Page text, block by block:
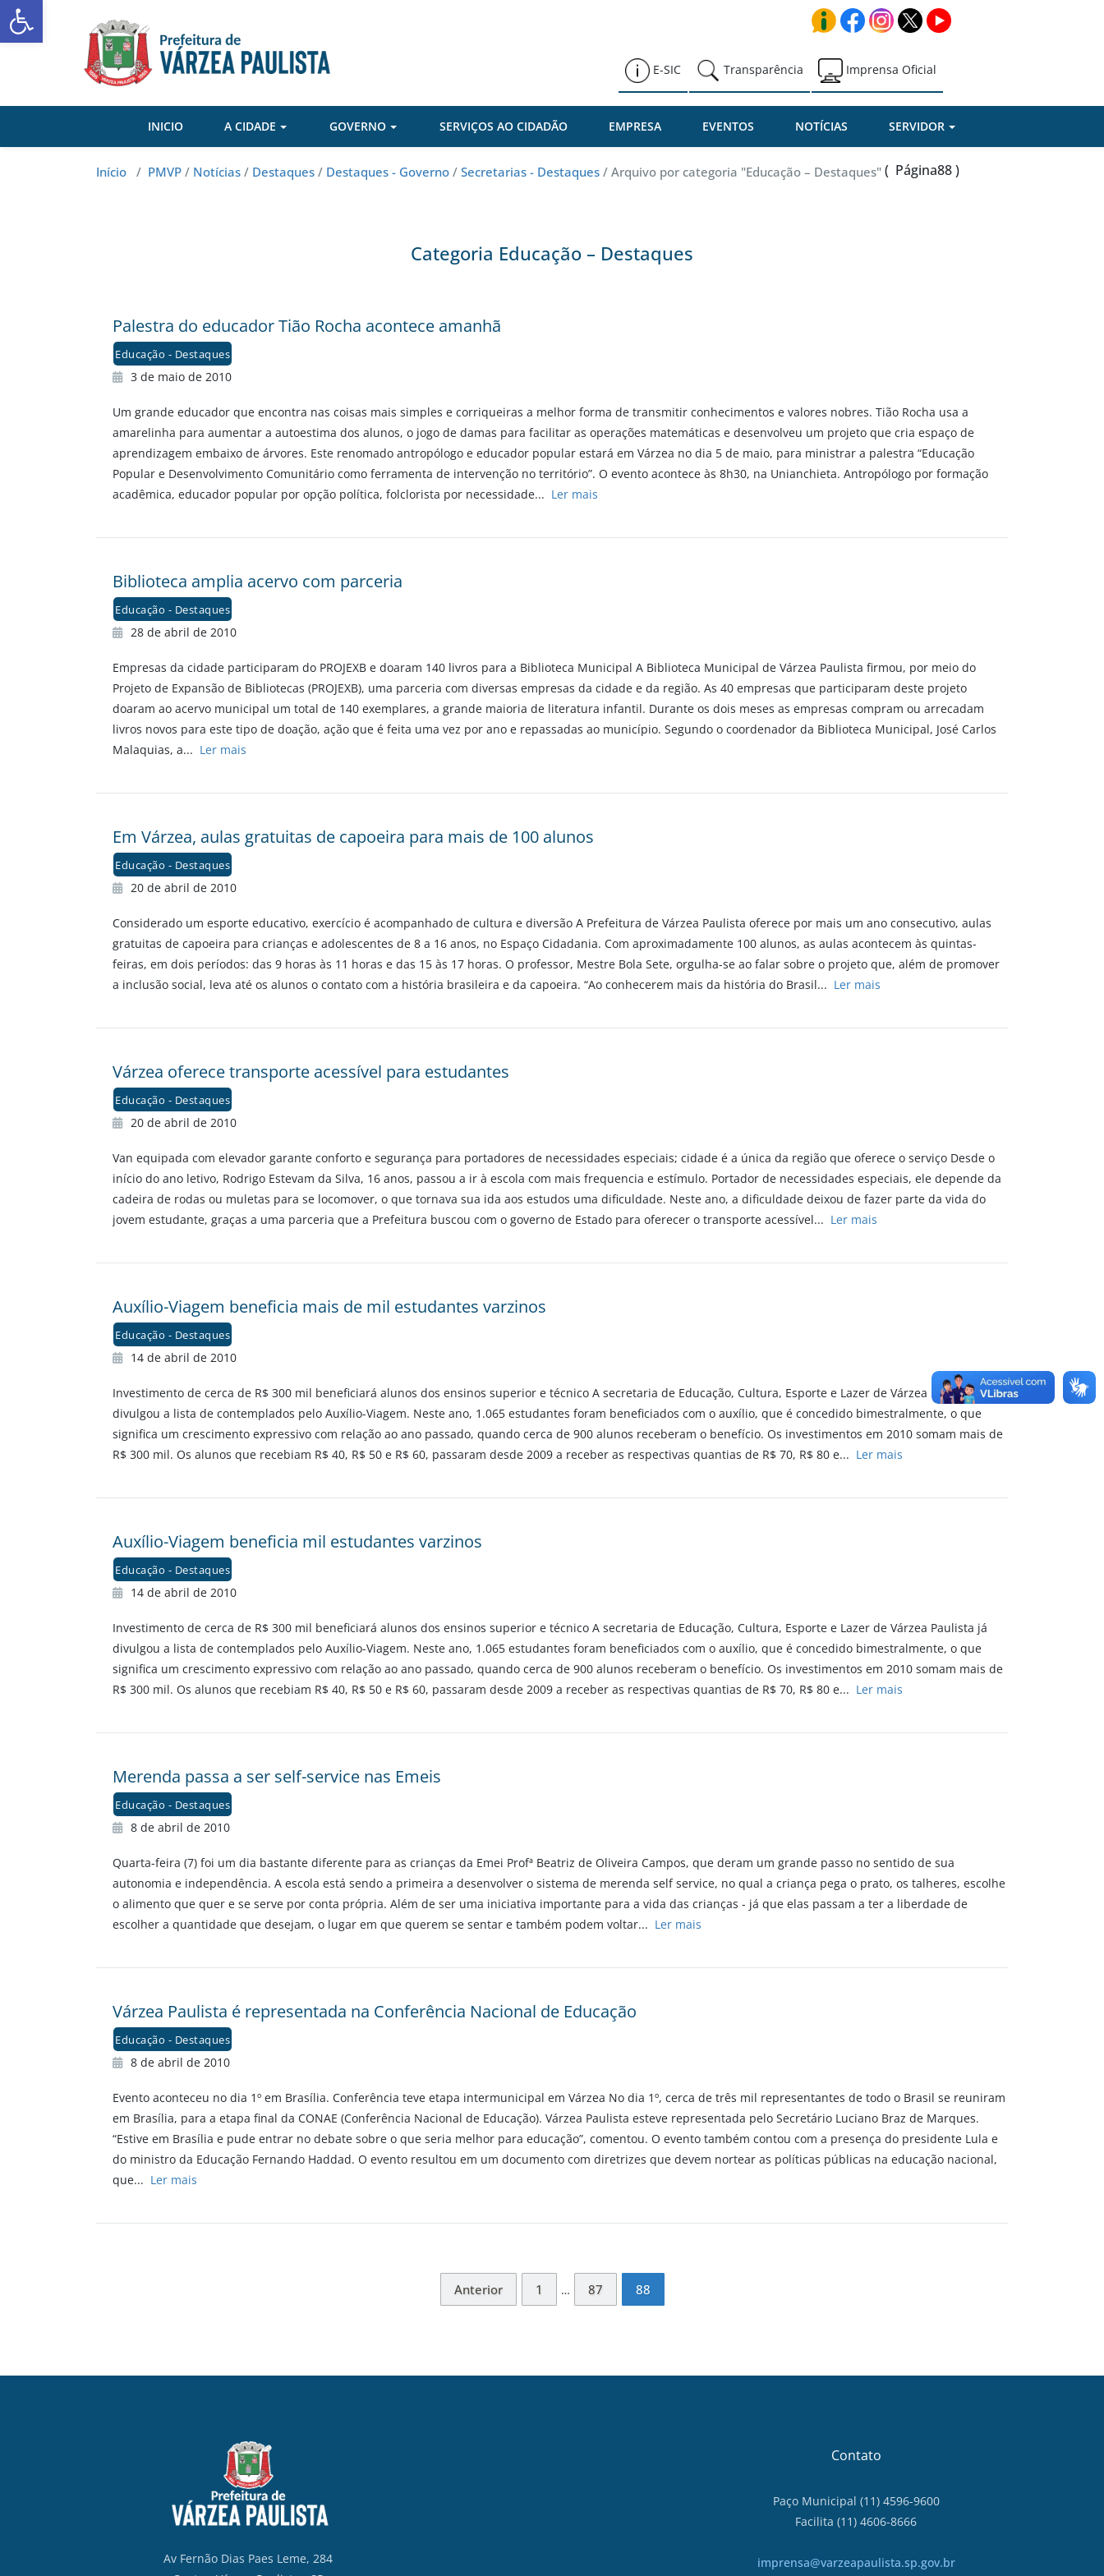
Skip
to
E-SIC Transparência Imprensa Oficial
INICIO A CIDADE GOVERNO SERVIÇOS AO CIDADÃO EMPRESA EVENTOS NOTÍCIAS SERVIDOR
Início / PMVP / Notícias / Destaques / Destaques - Governo / Secretarias - Destaques / Arquivo por categoria "Educação – Destaques" ( Página88 )
Categoria Educação – Destaques
Palestra do educador Tião Rocha acontece amanhã
Educação - Destaques
3 de maio de 2010
Um grande educador que encontra nas coisas mais simples e corriqueiras a melhor forma de transmitir conhecimentos e valores nobres. Tião Rocha usa a
amarelinha para aumentar a autoestima dos alunos, o jogo de damas para facilitar as operações matemáticas e desenvolveu um projeto que cria espaço de
aprendizagem embaixo de árvores. Este renomado antropólogo e educador popular estará em Várzea no dia 5 de maio, para ministrar a palestra “Educação
Popular e Desenvolvimento Comunitário como ferramenta de intervenção no território”. O evento acontece às 8h30, na Unianchieta. Antropólogo por formação
acadêmica, educador popular por opção política, folclorista por necessidade... Ler mais
Biblioteca amplia acervo com parceria
Educação - Destaques
28 de abril de 2010
Empresas da cidade participaram do PROJEXB e doaram 140 livros para a Biblioteca Municipal A Biblioteca Municipal de Várzea Paulista firmou, por meio do
Projeto de Expansão de Bibliotecas (PROJEXB), uma parceria com diversas empresas da cidade e da região. As 40 empresas que participaram deste projeto
doaram ao acervo municipal um total de 140 exemplares, a grande maioria de literatura infantil. Durante os dois meses as empresas compram ou arrecadam
livros novos para este tipo de doação, ação que é feita uma vez por ano e repassadas ao município. Segundo o coordenador da Biblioteca Municipal, José Carlos
Malaquias, a... Ler mais
Em Várzea, aulas gratuitas de capoeira para mais de 100 alunos
Educação - Destaques
20 de abril de 2010
Considerado um esporte educativo, exercício é acompanhado de cultura e diversão A Prefeitura de Várzea Paulista oferece por mais um ano consecutivo, aulas
gratuitas de capoeira para crianças e adolescentes de 8 a 16 anos, no Espaço Cidadania. Com aproximadamente 100 alunos, as aulas acontecem às quintas-
feiras, em dois períodos: das 9 horas às 11 horas e das 15 às 17 horas. O professor, Mestre Bola Sete, orgulha-se ao falar sobre o projeto que, além de promover
a inclusão social, leva até os alunos o contato com a história brasileira e da capoeira. “Ao conhecerem mais da história do Brasil... Ler mais
Várzea oferece transporte acessível para estudantes
Educação - Destaques
20 de abril de 2010
Van equipada com elevador garante conforto e segurança para portadores de necessidades especiais; cidade é a única da região que oferece o serviço Desde o
início do ano letivo, Rodrigo Estevam da Silva, 16 anos, passou a ir à escola com mais frequencia e estímulo. Portador de necessidades especiais, ele depende da
cadeira de rodas ou muletas para se locomover, o que tornava sua ida aos estudos uma dificuldade. Neste ano, a dificuldade deixou de fazer parte da vida do
jovem estudante, graças a uma parceria que a Prefeitura buscou com o governo de Estado para oferecer o transporte acessível... Ler mais
Auxílio-Viagem beneficia mais de mil estudantes varzinos
Educação - Destaques
14 de abril de 2010
Investimento de cerca de R$ 300 mil beneficiará alunos dos ensinos superior e técnico A secretaria de Educação, Cultura, Esporte e Lazer de Várzea Paulista já
divulgou a lista de contemplados pelo Auxílio-Viagem. Neste ano, 1.065 estudantes foram beneficiados com o auxílio, que é concedido bimestralmente, o que
significa um crescimento expressivo com relação ao ano passado, quando cerca de 900 alunos receberam o benefício. Os investimentos em 2010 somam mais de
R$ 300 mil. Os alunos que recebiam R$ 40, R$ 50 e R$ 60, passaram desde 2009 a receber as respectivas quantias de R$ 70, R$ 80 e... Ler mais
Auxílio-Viagem beneficia mil estudantes varzinos
Educação - Destaques
14 de abril de 2010
Investimento de cerca de R$ 300 mil beneficiará alunos dos ensinos superior e técnico A secretaria de Educação, Cultura, Esporte e Lazer de Várzea Paulista já
divulgou a lista de contemplados pelo Auxílio-Viagem. Neste ano, 1.065 estudantes foram beneficiados com o auxílio, que é concedido bimestralmente, o que
significa um crescimento expressivo com relação ao ano passado, quando cerca de 900 alunos receberam o benefício. Os investimentos em 2010 somam mais de
R$ 300 mil. Os alunos que recebiam R$ 40, R$ 50 e R$ 60, passaram desde 2009 a receber as respectivas quantias de R$ 70, R$ 80 e... Ler mais
Merenda passa a ser self-service nas Emeis
Educação - Destaques
8 de abril de 2010
Quarta-feira (7) foi um dia bastante diferente para as crianças da Emei Profª Beatriz de Oliveira Campos, que deram um grande passo no sentido de sua
autonomia e independência. A escola está sendo a primeira a desenvolver o sistema de merenda self service, no qual a criança pega o prato, os talheres, escolhe
o alimento que quer e se serve por conta própria. Além de ser uma iniciativa importante para a vida das crianças - já que elas passam a ter a liberdade de
escolher a quantidade que desejam, o lugar em que querem se sentar e também podem voltar... Ler mais
Várzea Paulista é representada na Conferência Nacional de Educação
Educação - Destaques
8 de abril de 2010
Evento aconteceu no dia 1º em Brasília. Conferência teve etapa intermunicipal em Várzea No dia 1º, cerca de três mil representantes de todo o Brasil se reuniram
em Brasília, para a etapa final da CONAE (Conferência Nacional de Educação). Várzea Paulista esteve representada pelo Secretário Luciano Braz de Marques.
“Estive em Brasília e pude entrar no debate sobre o que seria melhor para educação”, comentou. O evento também contou com a presença do presidente Lula e
do ministro da Educação Fernando Haddad. O evento resultou em um documento com diretrizes que devem nortear as políticas públicas na educação nacional,
que... Ler mais
Anterior 1 … 87 88
Av Fernão Dias Paes Leme, 284
Contato
Paço Municipal (11) 4596-9600
Facilita (11) 4606-8666
imprensa@varzeapaulista.sp.gov.br